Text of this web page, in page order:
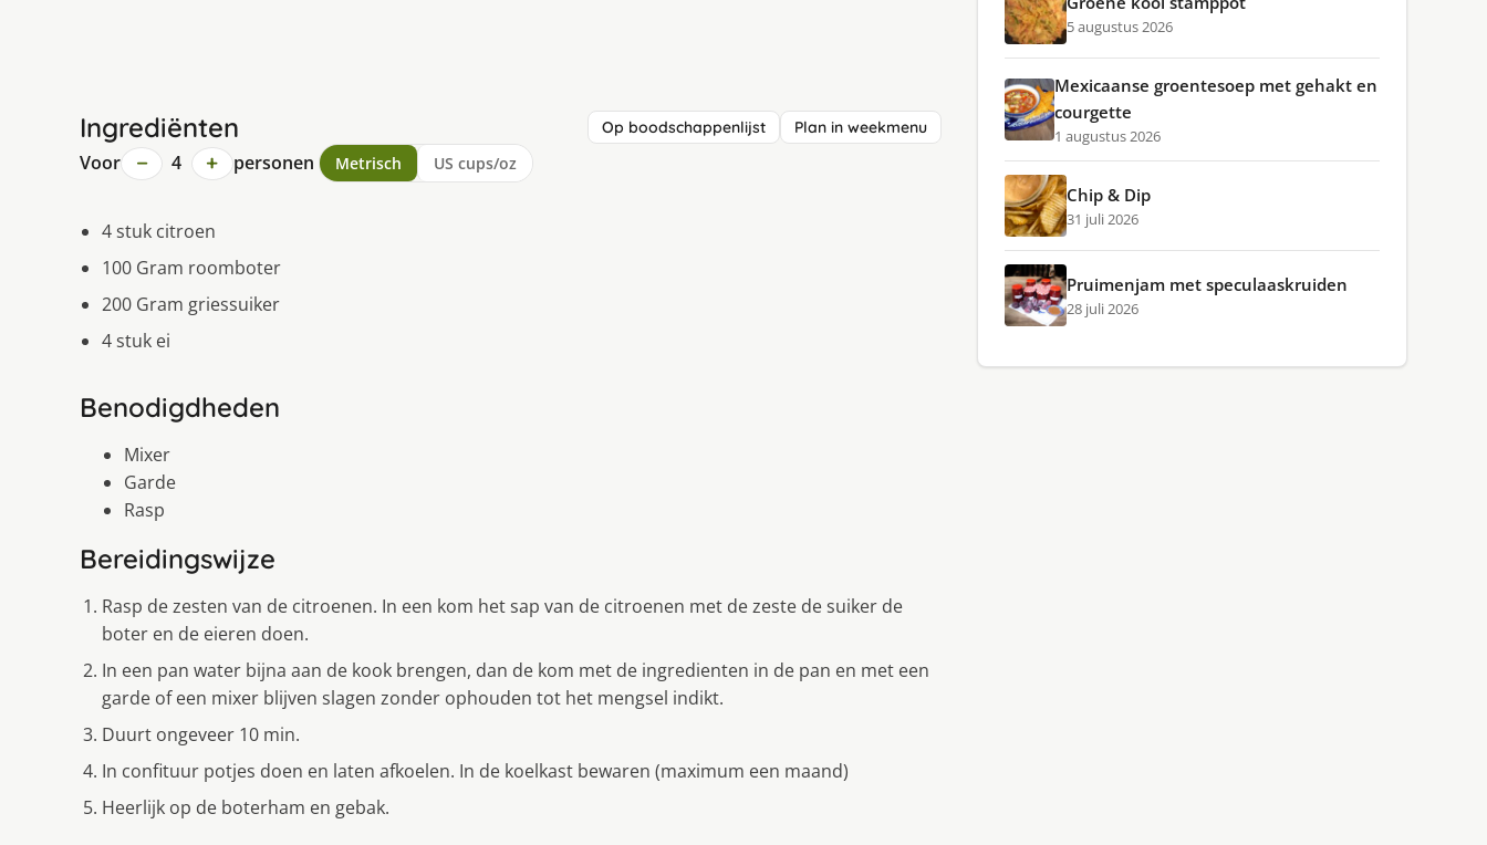
Ingrediënten Op boodschappenlijst Plan in weekmenu
Voor − 4 + personen Metrisch US cups/oz
4 stuk citroen
100 Gram roomboter
200 Gram griessuiker
4 stuk ei
Benodigdheden
Mixer
Garde
Rasp
Bereidingswijze
Rasp de zesten van de citroenen. In een kom het sap van de citroenen met de zeste de suiker de
boter en de eieren doen.
In een pan water bijna aan de kook brengen, dan de kom met de ingredienten in de pan en met een
garde of een mixer blijven slagen zonder ophouden tot het mengsel indikt.
Duurt ongeveer 10 min.
In confituur potjes doen en laten afkoelen. In de koelkast bewaren (maximum een maand)
Heerlijk op de boterham en gebak.
5 augustus 2026
Mexicaanse groentesoep met gehakt en
courgette
1 augustus 2026
Chip & Dip
31 juli 2026
Pruimenjam met speculaaskruiden
28 juli 2026